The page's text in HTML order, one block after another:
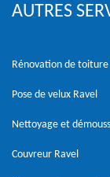
AUTRES
Rénovation de toiture
Pose de velux Ravel
Nettoyage et
Couvreur Ravel